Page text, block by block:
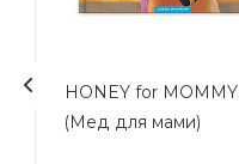
HONEY for MOMMY
(Мед для мами)